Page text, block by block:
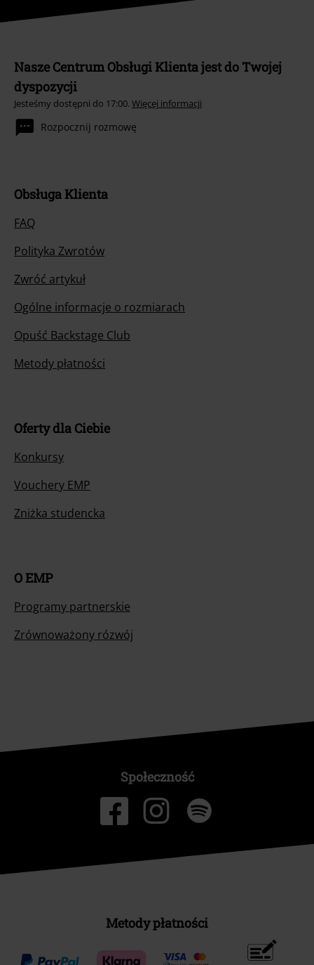
Nasze Centrum Obsługi Klienta jest do Twojej
dyspozycji
Jesteśmy dostępni do 17:00. Więcej informacji
Rozpocznij rozmowę
Obsługa Klienta
FAQ
Polityka Zwrotów
Zwróć artykuł
Ogólne informacje o rozmiarach
Opuść Backstage Club
Metody płatności
Oferty dla Ciebie
Konkursy
Vouchery EMP
Zniżka studencka
O EMP
Programy partnerskie
Zrównoważony rózwój
Społeczność
Metody płatności